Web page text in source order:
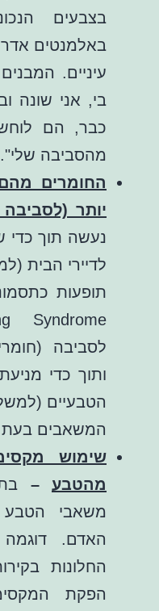
בצבעים
באלמנטים
עיניים.
בי, אני שונה
כבר, הם
מהסביבה שלי".
החומרים מהם
יותר (לסביבה
נעשה תוך כדי
לדיירי הבית
לסביבה
ותוך כדי
הטבעיים
המשאבים בעת
שימוש
מהטבע–
משאבי הטבע
האדם. דוגמה
החלונות
הפקת